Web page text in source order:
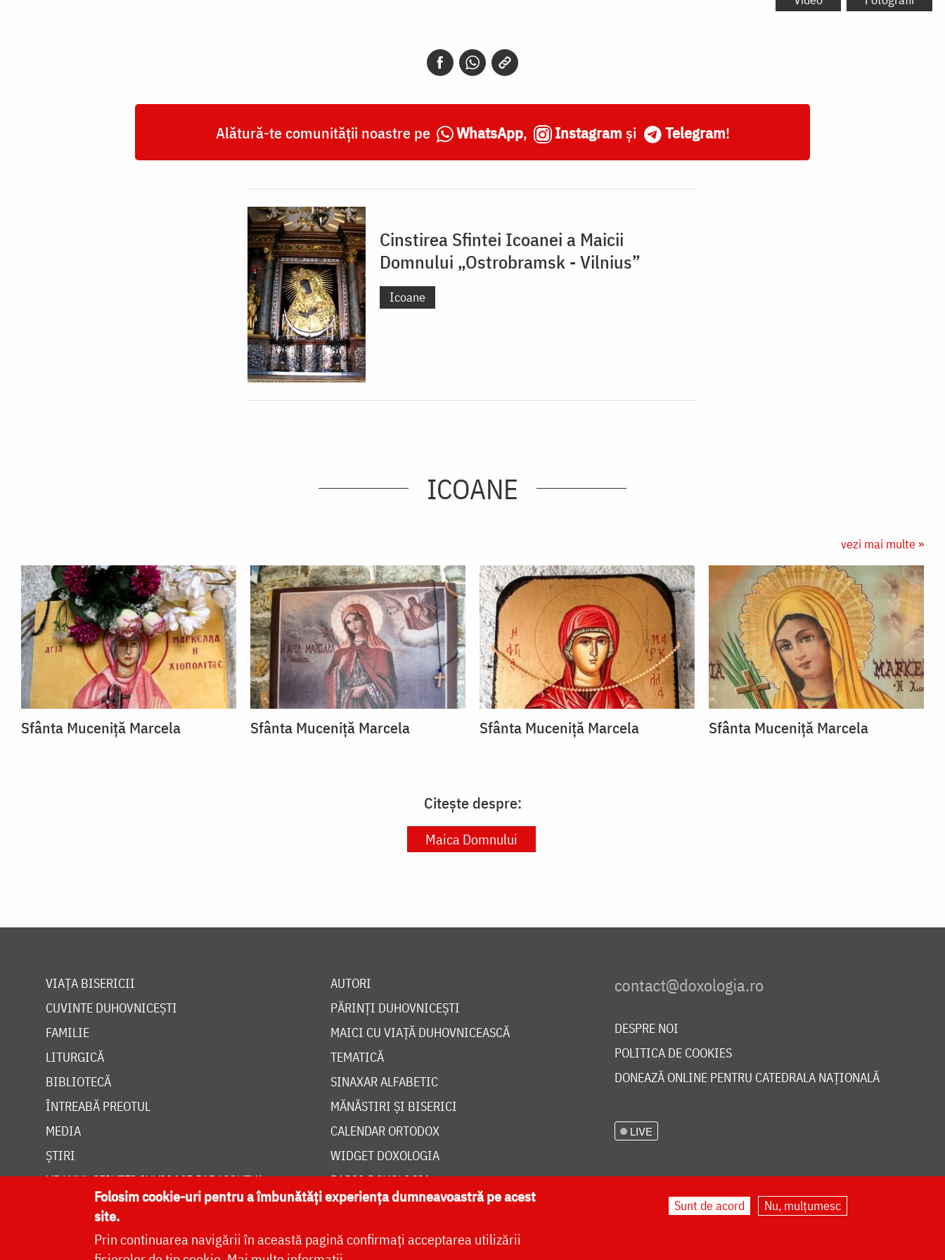
Alătură-te comunității noastre pe WhatsApp, Instagram și Telegram!
Cinstirea Sfintei Icoanei a Maicii
Domnului „Ostrobramsk - Vilnius”
Icoane
ICOANE
vezi mai multe »
Sfânta Muceniță Marcela Sfânta Muceniță Marcela Sfânta Muceniță Marcela Sfânta Muceniță Marcela
Citește despre:
Maica Domnului
VIAȚA BISERICII
CUVINTE DUHOVNICEȘTI
FAMILIE
LITURGICĂ
BIBLIOTECĂ
ÎNTREABĂ PREOTUL
MEDIA
ȘTIRI
HRAMUL SFINTEI CUVIOASE PARASCHEVA
AUTORI
PĂRINȚI DUHOVNICEȘTI
MAICI CU VIAȚĂ DUHOVNICEASCĂ
TEMATICĂ
SINAXAR ALFABETIC
MĂNĂSTIRI ȘI BISERICI
CALENDAR ORTODOX
WIDGET DOXOLOGIA
RADIO DOXOLOGIA
DESPRE NOI
POLITICA DE COOKIES
DONEAZĂ ONLINE PENTRU CATEDRALA NAȚIONALĂ
LIVE
Folosim cookie-uri pentru a îmbunătăți experiența dumneavoastră pe acest
site.
Prin continuarea navigării în această pagină confirmați acceptarea utilizării
Sunt de acord Nu, mulțumesc